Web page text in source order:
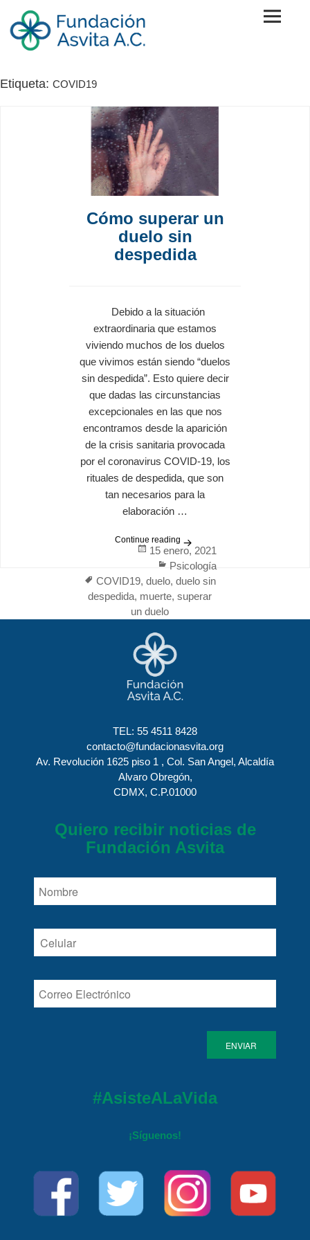
content
Etiqueta: COVID19
Cómo superar un
duelo sin
despedida
Debido a la situación
extraordinaria que estamos
viviendo muchos de los duelos
que vivimos están siendo “duelos
sin despedida”. Esto quiere decir
que dadas las circunstancias
excepcionales en las que nos
encontramos desde la aparición
de la crisis sanitaria provocada
por el coronavirus COVID-19, los
rituales de despedida, que son
tan necesarios para la
elaboración …
Continue reading Cómo superar un duelo sin
Posted
on
15 enero, 2021
Categories
Psicología
Tags
COVID19, duelo, duelo sin
despedida, muerte, superar
un duelo
TEL: 55 4511 8428
contacto@fundacionasvita.org
Av. Revolución 1625 piso 1 , Col. San Angel, Alcaldía
Alvaro Obregón,
CDMX, C.P.01000
Quiero recibir noticias de
Fundación Asvita
#AsisteALaVida
¡Síguenos!